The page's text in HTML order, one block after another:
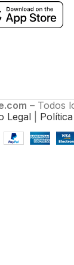
– Todos
Legal